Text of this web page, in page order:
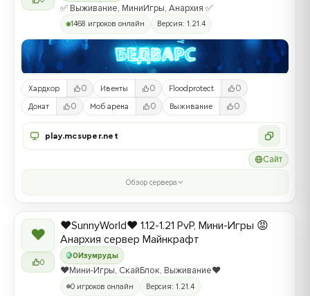
✅ Выживание, МиниИгры, Анархия ✅
1468 игроков онлайн Версия: 1.21.4
Хардкор 0 Ивенты 0 Floodprotect 0
Донат 0 Моб арена 0 Выживание 0
play.mcsuper.net
Сайт
Обзор сервера
❤
0
0Изумруды
❤️SunnyWorld❤️ 1.12-1.21 PvP, Мини-Игры 😡
Анархия сервер Майнкрафт
❤️Мини-Игры, СкайБлок, Выживание❤️
0 игроков онлайн Версия: 1.21.4